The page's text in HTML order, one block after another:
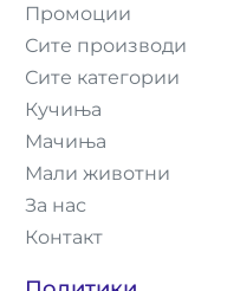
Промоции
Сите производи
Сите категории
Кучиња
Мачиња
Мали животни
За нас
Контакт